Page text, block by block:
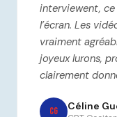
interviewent,
l’écran. Les
vraiment
joyeux lurons,
clairement
CG Céline